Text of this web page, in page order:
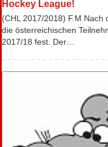
Hockey League!
(CHL 2017/2018) F.M Nach
die österreichischen
2017/18 fest. Der…